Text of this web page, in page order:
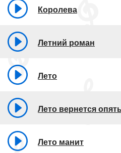
Королева
Летний роман
Лето
Лето вернется опять
Лето манит